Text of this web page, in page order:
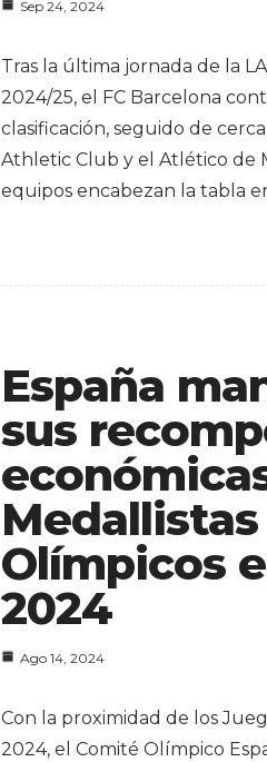
Sep 24, 2024
Tras la última jornada de la
2024/25, el FC Barcelona
clasificación, seguido de
Athletic Club y el Atlético de
equipos encabezan la tabla
España
sus
Medallistas
Olímpicos
2024
Ago 14, 2024
Con la proximidad de los
2024, el Comité Olímpico